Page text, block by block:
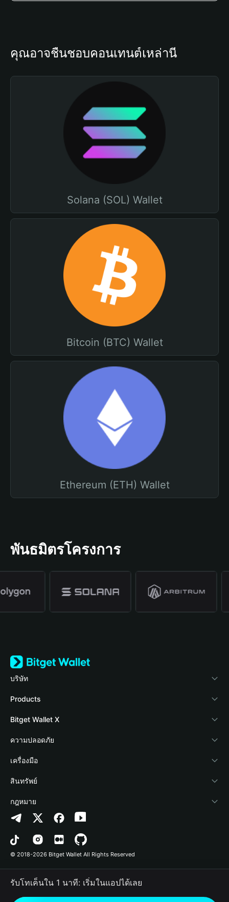
คุณอาจชื่นชอบคอนเทนต์เหล่านี้
Solana (SOL) Wallet
Bitcoin (BTC) Wallet
Ethereum (ETH) Wallet
พันธมิตรโครงการ
บริษัท
เกี่ยวกับ Bitget Wallet
Blog
Academy
ข่าวสารด้านคริปโต
ศูนย์ช่วยเหลือ
ติดต่อเรา
ทรัพยากรข้อมูลของแบรนด์
อาชีพ
Products
Crypto Card
Stablecoin Earn
Payfi Crypto
Crypto Swap API
Altcoin Season Index
Prediction Markets
DApp
RWA
Bitget Wallet X
นักพัฒนา
เชื่อมต่อ Wallet
Bitget Wallet Pay
ลิสต์โปรเจกต์
ความปลอดภัย
Protection Fund
เทคโนโลยีความปลอดภัย
เครื่องมือ
ซื้อคริปโต
การตรวจจับการอนุญาต
การตรวจจับสัญญา
การโอนเป็นชุด
สินทรัพย์
Arbitrum
Avalanche
Bitcoin
Polygon
กฎหมาย
นโยบายความเป็นส่วนตัว
ข้อตกลงในการใช้บริการ
© 2018-2026 Bitget Wallet All Rights Reserved
รับโทเค็นใน 1 นาที: เริ่มในแอปได้เลย